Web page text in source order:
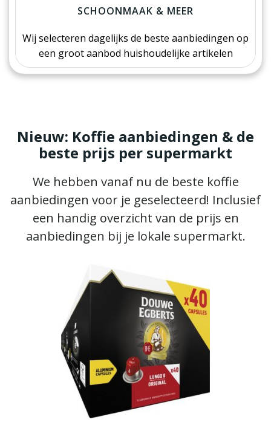
SCHOONMAAK & MEER
Wij selecteren dagelijks de beste aanbiedingen op
een groot aanbod huishoudelijke artikelen
Nieuw: Koffie aanbiedingen & de
beste prijs per supermarkt
We hebben vanaf nu de beste koffie
aanbiedingen voor je geselecteerd! Inclusief
een handig overzicht van de prijs en
aanbiedingen bij je lokale supermarkt.